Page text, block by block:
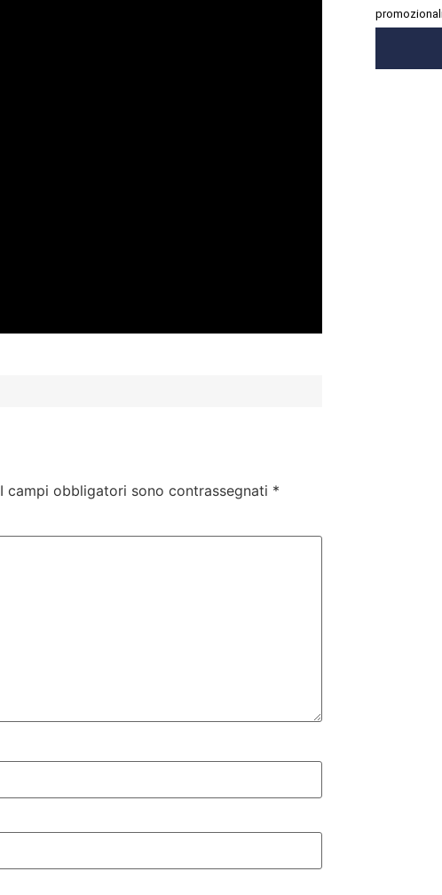
I campi obbligatori sono contrassegnati *